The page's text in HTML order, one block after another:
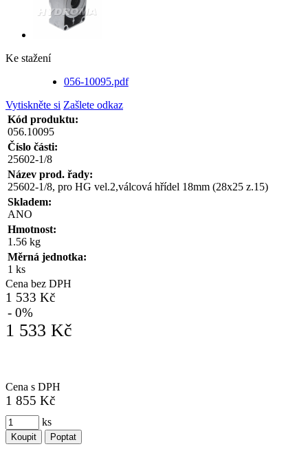
Ke stažení
056-10095.pdf
Vytiskněte si Zašlete odkaz
Kód produktu:
056.10095
Číslo části:
25602-1/8
Název prod. řady:
25602-1/8, pro HG vel.2,válcová hřídel 18mm (28x25 z.15)
Skladem:
ANO
Hmotnost:
1.56 kg
Měrná jednotka:
1 ks
Cena bez DPH
1 533 Kč
- 0%
1 533 Kč
Cena s DPH
1 855 Kč
ks
Koupit Poptat